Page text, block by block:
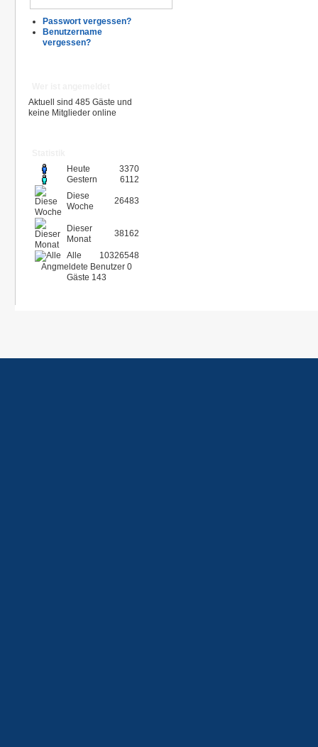
Passwort vergessen?
Benutzername
vergessen?
Aktuell sind 485 Gäste und
keine Mitglieder online
Heute
3370
Gestern
6112
Diese
Woche
26483
Dieser
Monat
38162
Alle
10326548
Angmeldete Benutzer 0
Gäste 143